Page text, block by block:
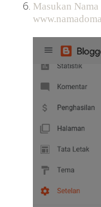
Masukan